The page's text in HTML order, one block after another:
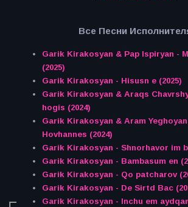
Все Песни
Garik Kirakosyan & Pap Ispiryan -
(2025)
Garik Kirakosyan - Hisusn e (2025)
Garik Kirakosyan & Araqs
hogis (2024)
Garik Kirakosyan & Aram
Hovhannes (2024)
Garik Kirakosyan - Shnorhavor im
Garik Kirakosyan - Bambasum en
Garik Kirakosyan - Qo patcharov
Garik Kirakosyan - De Sirtd Bac
Garik Kirakosyan - Inchu em